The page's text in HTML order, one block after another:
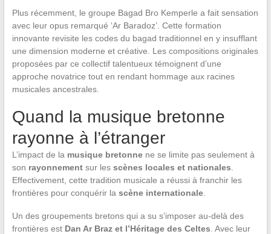
Plus récemment, le groupe Bagad Bro Kemperle a fait sensation
avec leur opus remarqué ‘Ar Baradoz’. Cette formation
innovante revisite les codes du bagad traditionnel en y insufflant
une dimension moderne et créative. Les compositions originales
proposées par ce collectif talentueux témoignent d’une
approche novatrice tout en rendant hommage aux racines
musicales ancestrales.
Quand la musique bretonne
rayonne à l’étranger
L’impact de la musique bretonnene se limite pas seulement à
son rayonnementsur les scènes locales et nationales
Effectivement, cette tradition musicale a réussi à franchir les
frontières pour conquérir la scène internationale.
Un des groupements bretons qui a su s’imposer au-delà des
frontières est Dan Ar Braz et l’Héritage des Celtes . Avec leur